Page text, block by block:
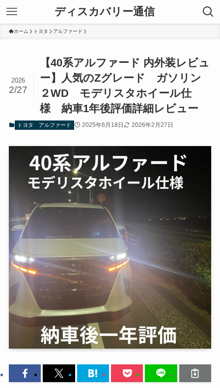
ディスカバリー通信
ホーム トヨタ アルファード
【40系アルファード 内外装レビュ
ー】人気のZグレード ガソリン
２WD モデリスタホイール仕
様 納車1年後評価詳細レビュー
2026
2/27
トヨタ アルファード 2025年6月18日 2026年2月27日